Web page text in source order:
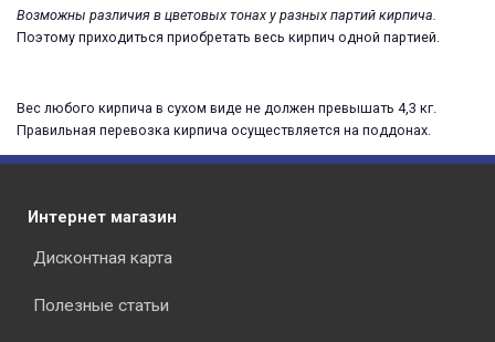
Возможны различия в цветовых тонах у разных партий кирпича.
Поэтому приходиться приобретать весь кирпич одной партией.
Вес любого кирпича в сухом виде не должен превышать 4,3 кг.
Правильная перевозка кирпича осуществляется на поддонах.
Интернет магазин
Дисконтная карта
Полезные статьи